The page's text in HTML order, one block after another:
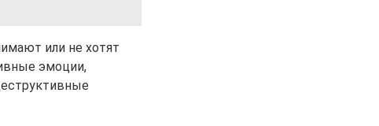
или не хотят
эмоции,